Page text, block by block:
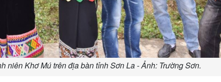
niên Khơ Mú trên địa bàn tỉnh Sơn La - Ảnh: Trường Sơn.